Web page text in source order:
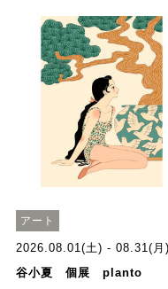
アート
2026.08.01(土) - 08.31(月)
谷小夏 個展 planto